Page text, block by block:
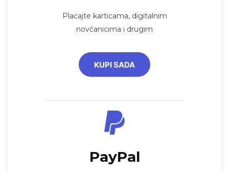
Plaćajte karticama, digitalnim
novčanicima i drugim
KUPI SADA
PayPal